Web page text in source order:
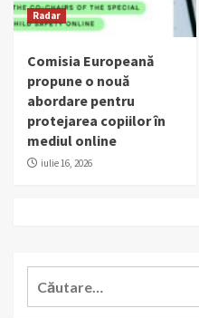
Radar
Comisia Europeană
propune o nouă
abordare pentru
protejarea copiilor în
mediul online
iulie 16, 2026